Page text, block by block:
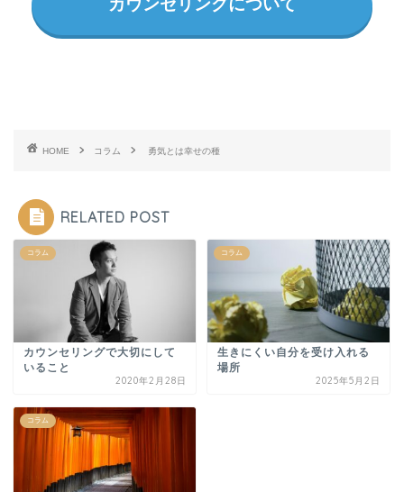
カウンセリングについて
HOME コラム 勇気とは幸せの種
RELATED POST
コラム
カウンセリングで大切にして
いること
2020年2月28日
コラム
生きにくい自分を受け入れる
場所
2025年5月2日
コラム